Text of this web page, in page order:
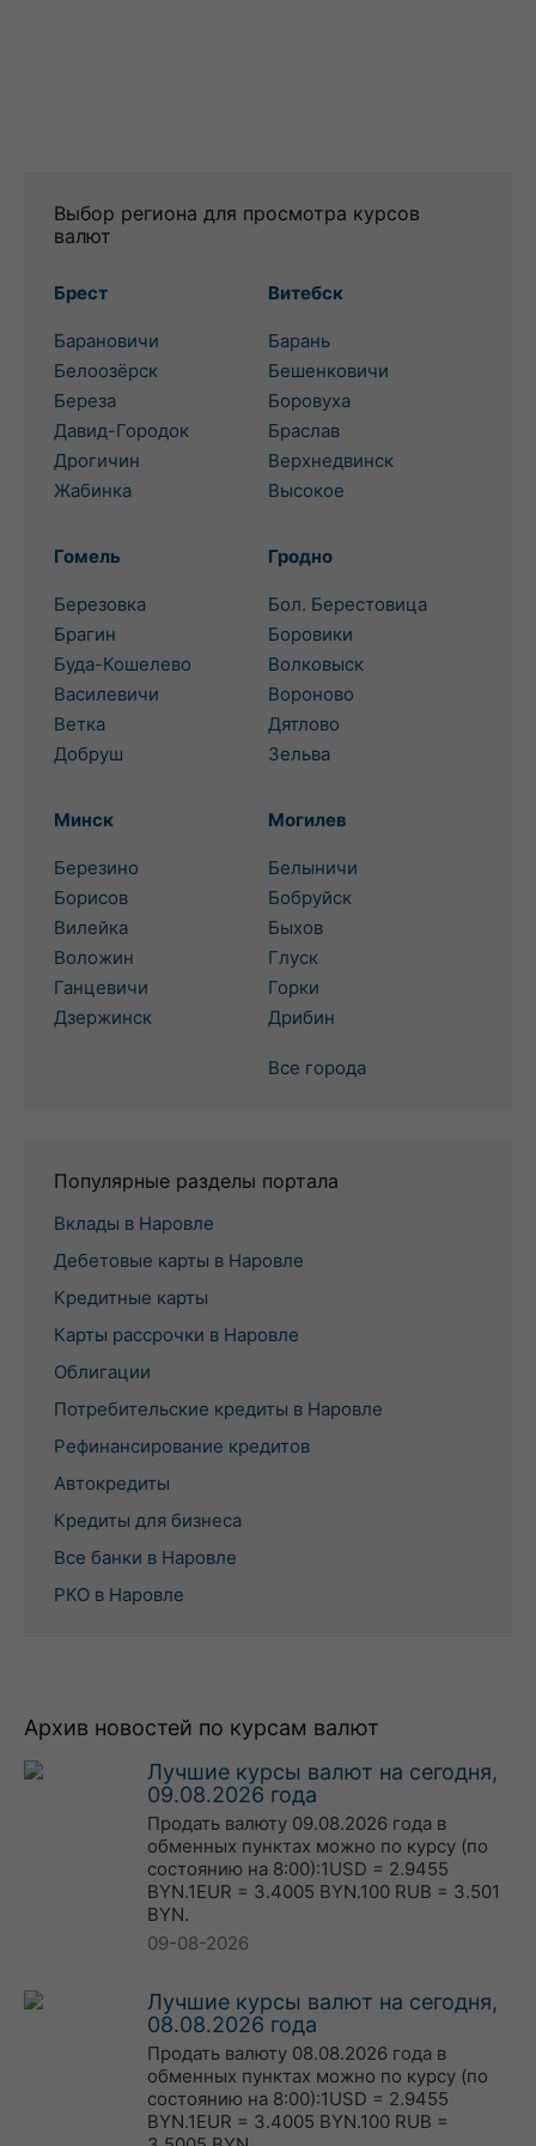
Выбор региона для просмотра курсов
валют
Брест
Барановичи
Белоозёрск
Береза
Давид-Городок
Дрогичин
Жабинка
Витебск
Барань
Бешенковичи
Боровуха
Браслав
Верхнедвинск
Высокое
Гомель
Березовка
Брагин
Буда-Кошелево
Василевичи
Ветка
Добруш
Гродно
Бол. Берестовица
Боровики
Волковыск
Вороново
Дятлово
Зельва
Минск
Березино
Борисов
Вилейка
Воложин
Ганцевичи
Дзержинск
Могилев
Белыничи
Бобруйск
Быхов
Глуск
Горки
Дрибин
Все города
Популярные разделы портала
Вклады в Наровле
Дебетовые карты в Наровле
Кредитные карты
Карты рассрочки в Наровле
Облигации
Потребительские кредиты в Наровле
Рефинансирование кредитов
Автокредиты
Кредиты для бизнеса
Все банки в Наровле
РКО в Наровле
Архив новостей по курсам валют
Лучшие курсы валют на сегодня,
09.08.2026 года
Продать валюту 09.08.2026 года в
обменных пунктах можно по курсу (по
состоянию на 8:00):1USD = 2.9455
BYN.1EUR = 3.4005 BYN.100 RUB = 3.501
BYN.
09-08-2026
Лучшие курсы валют на сегодня,
08.08.2026 года
Продать валюту 08.08.2026 года в
обменных пунктах можно по курсу (по
состоянию на 8:00):1USD = 2.9455
BYN.1EUR = 3.4005 BYN.100 RUB =